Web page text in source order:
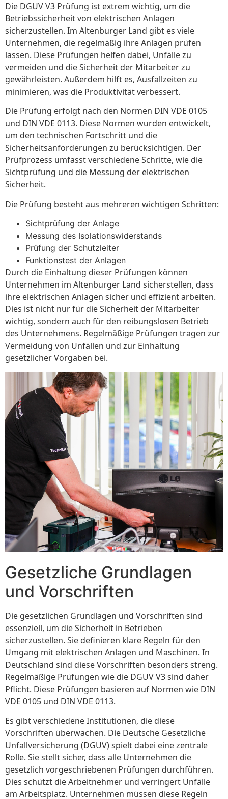
Die DGUV V3 Prüfung ist extrem wichtig, um die
Betriebssicherheit von elektrischen Anlagen
sicherzustellen. Im Altenburger Land gibt es viele
Unternehmen, die regelmäßig ihre Anlagen prüfen
lassen. Diese Prüfungen helfen dabei, Unfälle zu
vermeiden und die Sicherheit der Mitarbeiter zu
gewährleisten. Außerdem hilft es, Ausfallzeiten zu
minimieren, was die Produktivität verbessert.
Die Prüfung erfolgt nach den Normen DIN VDE 0105
und DIN VDE 0113. Diese Normen wurden entwickelt,
um den technischen Fortschritt und die
Sicherheitsanforderungen zu berücksichtigen. Der
Prüfprozess umfasst verschiedene Schritte, wie die
Sichtprüfung und die Messung der elektrischen
Sicherheit.
Die Prüfung besteht aus mehreren wichtigen Schritten:
Sichtprüfung der Anlage
Messung des Isolationswiderstands
Prüfung der Schutzleiter
Funktionstest der Anlagen
Durch die Einhaltung dieser Prüfungen können
Unternehmen im Altenburger Land sicherstellen, dass
ihre elektrischen Anlagen sicher und effizient arbeiten.
Dies ist nicht nur für die Sicherheit der Mitarbeiter
wichtig, sondern auch für den reibungslosen Betrieb
des Unternehmens. Regelmäßige Prüfungen tragen zur
Vermeidung von Unfällen und zur Einhaltung
gesetzlicher Vorgaben bei.
Gesetzliche Grundlagen
und Vorschriften
Die gesetzlichen Grundlagen und Vorschriften sind
essenziell, um die Sicherheit in Betrieben
sicherzustellen. Sie definieren klare Regeln für den
Umgang mit elektrischen Anlagen und Maschinen. In
Deutschland sind diese Vorschriften besonders streng.
Regelmäßige Prüfungen wie die DGUV V3 sind daher
Pflicht. Diese Prüfungen basieren auf Normen wie DIN
VDE 0105 und DIN VDE 0113.
Es gibt verschiedene Institutionen, die diese
Vorschriften überwachen. Die Deutsche Gesetzliche
Unfallversicherung (DGUV) spielt dabei eine zentrale
Rolle. Sie stellt sicher, dass alle Unternehmen die
gesetzlich vorgeschriebenen Prüfungen durchführen.
Dies schützt die Arbeitnehmer und verringert Unfälle
am Arbeitsplatz. Unternehmen müssen diese Regeln